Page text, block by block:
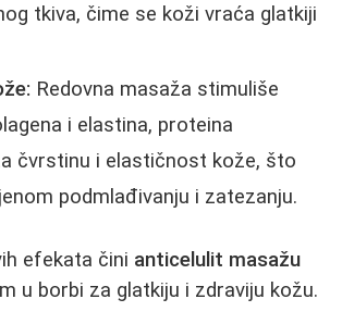
tkiva, čime se koži vraća glatkiji
Redovna masaža stimuliše
i elastina, proteina
čvrstinu i elastičnost kože, što
podmlađivanju i zatezanju.
efekata čini anticelulit masažu
u borbi za glatkiju i zdraviju kožu.